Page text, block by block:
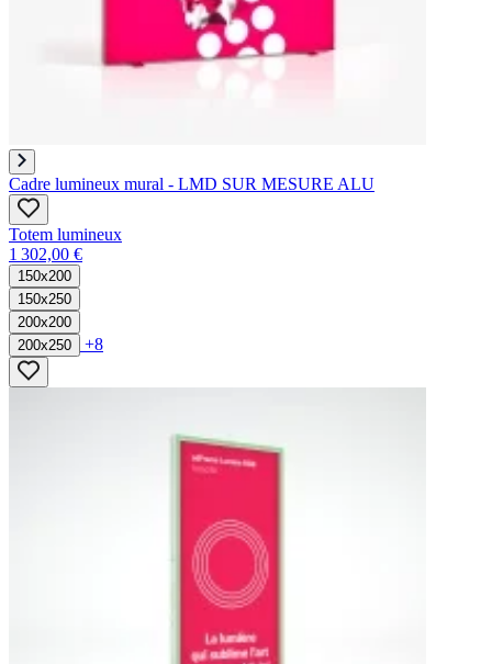
Cadre lumineux mural - LMD SUR MESURE ALU
Totem lumineux
1 302,00 €
150x200
150x250
200x200
200x250
+8